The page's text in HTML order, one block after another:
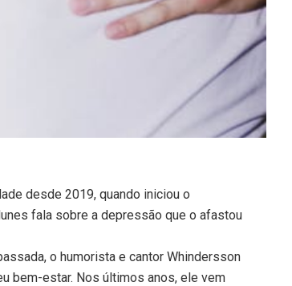
desde 2019, quando iniciou o
fala sobre a depressão que o afastou
o humorista e cantor Whindersson
bem-estar. Nos últimos anos, ele vem